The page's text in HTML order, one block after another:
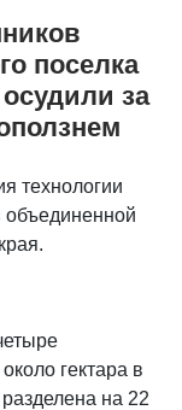
поселка
за
технологии
объединенной
гектара в
на 22